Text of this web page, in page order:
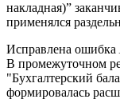
накладная)”
применялся
Исправлена ошибка
В промежуточном
"Бухгалтерский
формировалась